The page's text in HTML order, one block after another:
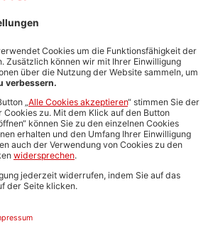
Stellenmarktpreise
Anzeigen-AGB
Media-Daten
Newsletteranmeldung
Produktübersicht
ALLGEMEIN
FAQs
Impressum